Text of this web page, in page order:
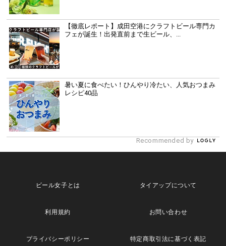
【徹底レポート】成田空港にクラフトビール専門カ
フェが誕生！出発直前まで生ビール、...
暑い夏に食べたい！ひんやり冷たい、人気おつまみ
レシピ40品
Recommended by
ビール女子とは タイアップについて
利用規約 お問い合わせ
プライバシーポリシー 特定商取引法に基づく表記